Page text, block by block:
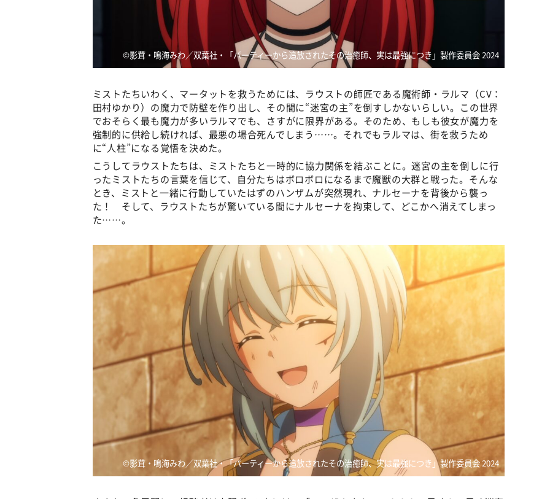
©️影茸・鳴海みわ／双葉社・「パーティーから追放されたその治癒師、実は最強につき」製作委員会 2024
ミストたちいわく、マータットを救うためには、ラウストの師匠である魔術師・ラルマ（CV：
田村ゆかり）の魔力で防壁を作り出し、その間に“迷宮の主”を倒すしかないらしい。この世界
でおそらく最も魔力が多いラルマでも、さすがに限界がある。そのため、もしも彼女が魔力を
強制的に供給し続ければ、最悪の場合死んでしまう……。それでもラルマは、街を救うため
に“人柱”になる覚悟を決めた。
こうしてラウストたちは、ミストたちと一時的に協力関係を結ぶことに。迷宮の主を倒しに行
ったミストたちの言葉を信じて、自分たちはボロボロになるまで魔獣の大群と戦った。そんな
とき、ミストと一緒に行動していたはずのハンザムが突然現れ、ナルセーナを背後から襲っ
た！ そして、ラウストたちが驚いている間にナルセーナを拘束して、どこかへ消えてしまっ
た……。
©️影茸・鳴海みわ／双葉社・「パーティーから追放されたその治癒師、実は最強につき」製作委員会 2024